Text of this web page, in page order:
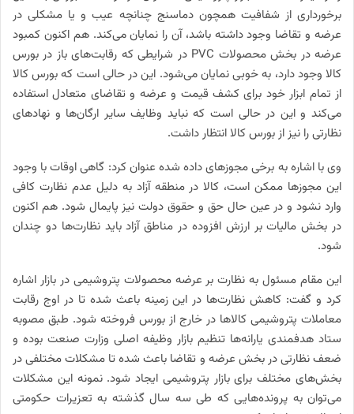
برخورداری از شفافیت همچون دماسنج چنانچه عیب و یا مشکلی در
عرضه و تقاضا وجود داشته باشد، آن را نمایان می‌کند. هم اکنون کمبود
عرضه در بخش محصولات PVC در شرایطی که رقابت‌های باز در بورس
کالا وجود دارد، به خوبی نمایان می‌شود. این در حالی است که بورس کالا
از تمام ابزار خود برای کشف قیمت و عرضه و تقاضای متعادل استفاده
می‌کند و این در حالی است که نباید وظایف سایر ارگان‌ها و نهادهای
نظارتی را نیز از بورس کالا انتظار داشت.
وی با اشاره به برخی مجوزهای داده شده عنوان کرد: گاهی اوقات با وجود
این مجوزها ممکن است، کالا در منطقه آزاد به دلیل عدم نظارت کافی
وارد نشود و در عین حال حق و حقوق دولت نیز پایمال شود. هم اکنون
در بخش مالیات بر ارزش افزوده در مناطق آزاد باید نظارت‌ها دو چندان
شود.
این مقام مسئول به نظارت بر عرضه محصولات پتروشیمی در بازار اشاره
کرد و گفت: کاهش نظارت‌ها در این زمینه باعث شده تا در اوج رقابت
معاملات پتروشیمی کالاها در خارج از بورس فروخته شود. طبق مصوبه
ستاد هدفمندی یارانه‌ها تنظیم بازار وظیفه اصلی وزارت صنعت بوده و
ضعف نظارتی در بخش عرضه و تقاضا باعث شده تا مشکلات مختلفی در
بخش‌های مختلف برای بازار پتروشیمی ایجاد شود. نمونه این مشکلات
می‌توان به پرونده‌هایی که طی سه سال گذشته به تعزیرات حکومتی